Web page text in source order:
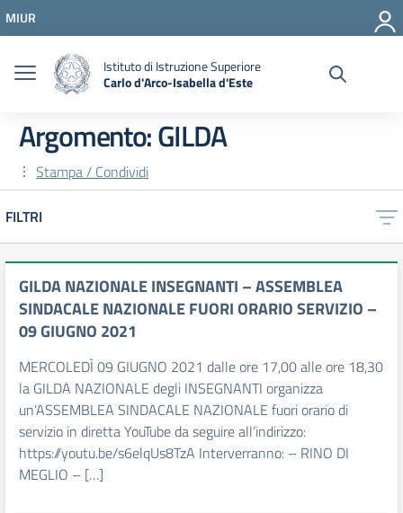
Vai al menu di navigazione
Vai al footer
MIUR
Istituto di Istruzione Superiore
Carlo d'Arco-Isabella d'Este
Argomento: GILDA
Stampa / Condividi
FILTRI
GILDA NAZIONALE INSEGNANTI – ASSEMBLEA
SINDACALE NAZIONALE FUORI ORARIO SERVIZIO –
09 GIUGNO 2021
MERCOLEDÌ 09 GIUGNO 2021 dalle ore 17,00 alle ore 18,30
la GILDA NAZIONALE degli INSEGNANTI organizza
un’ASSEMBLEA SINDACALE NAZIONALE fuori orario di
servizio in diretta YouTube da seguire all’indirizzo:
https://youtu.be/s6elqUs8TzA Interverranno: – RINO DI
MEGLIO – […]